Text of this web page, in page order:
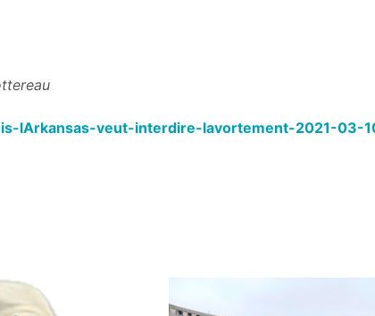
lArkansas-veut-interdire-lavortement-2021-03-